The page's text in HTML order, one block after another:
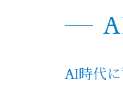
AI時代